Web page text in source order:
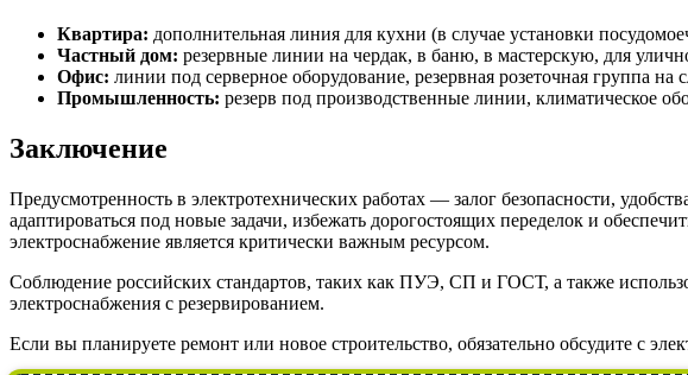
Квартира: дополнительная линия для кухни (в случае установки
Частный дом: резервные линии на чердак, в баню, в мастерскую, для
Офис: линии под серверное оборудование, резервная розеточная группа на
Промышленность: резерв под производственные линии, климатическое
Заключение
Предусмотренность в электротехнических работах — залог безопасности,
адаптироваться под новые задачи, избежать дорогостоящих переделок и
электроснабжение является критически важным ресурсом.
Соблюдение российских стандартов, таких как ПУЭ, СП и ГОСТ, а также
электроснабжения с резервированием.
Если вы планируете ремонт или новое строительство, обязательно обсудите с